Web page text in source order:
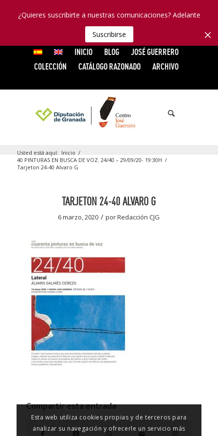
¿Quieres suscribirte a nuestras comunicaciones? Adelante
Suscribirse
INICIO BLOG
JOSÉ GUERRERO
COLECCIÓN
CATÁLOGO RAZONADO ARCHIVO
Usted está aquí: Inicio /
40 PINTURAS EN BUSCA DE VOZ. 24/40 – 29/09/20- 19:30H /
Tarjeton 24-40 Alvaro G
TARJETON 24-40 ALVARO G
6 marzo, 2020 / porRedacción CJG
Compartir esta entrada
Esta web utiliza cookies propias y de terceros para
analizar su navegación y ofrecerle un servicio más